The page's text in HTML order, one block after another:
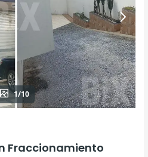
1/10
Fraccionamiento